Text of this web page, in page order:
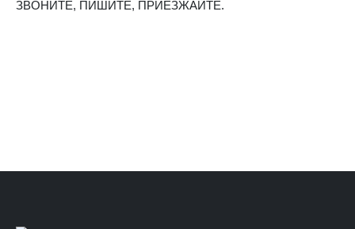
ЗВОНИТЕ, ПИШИТЕ, ПРИЕЗЖАЙТЕ.